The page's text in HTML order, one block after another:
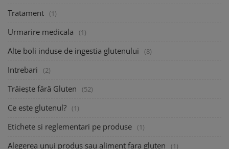
Tratament (1)
Urmarire medicala (1)
Alte boli induse de ingestia glutenului (8)
Intrebari (2)
Trăiește fără Gluten (52)
Ce este glutenul? (1)
Etichete si reglementari pe produse (1)
Alegerea unui produs sau aliment fara gluten (1)